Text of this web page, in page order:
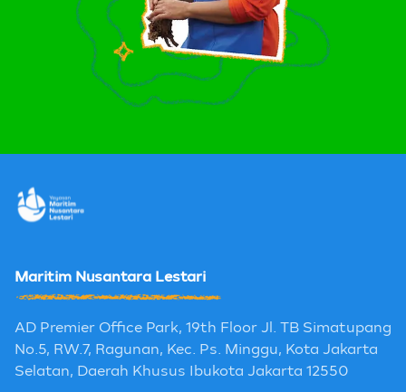
Maritim Nusantara Lestari
AD Premier Office Park, 19th Floor Jl. TB Simatupang
No.5, RW.7, Ragunan, Kec. Ps. Minggu, Kota Jakarta
Selatan, Daerah Khusus Ibukota Jakarta 12550